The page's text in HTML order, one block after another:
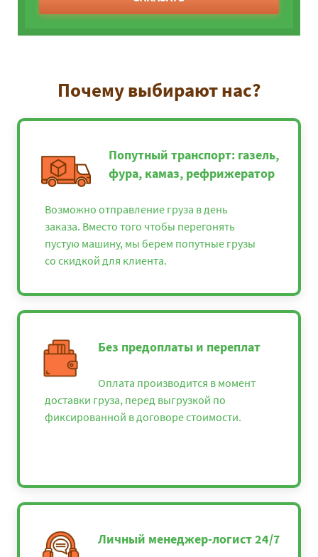
Почему выбирают нас?
Попутный транспорт: газель,
фура, камаз, рефрижератор
Возможно отправление груза в день
заказа. Вместо того чтобы перегонять
пустую машину, мы берем попутные грузы
со скидкой для клиента.
Без предоплаты и переплат
Оплата производится в момент
доставки груза, перед выгрузкой по
фиксированной в договоре стоимости.
Личный менеджер-логист 24/7